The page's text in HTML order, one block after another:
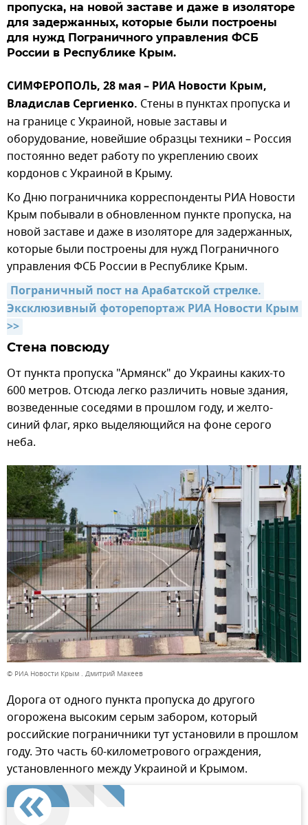
пропуска, на новой заставе и даже в изоляторе
для задержанных, которые были построены
для нужд Пограничного управления ФСБ
России в Республике Крым.
СИМФЕРОПОЛЬ, 28 мая – РИА Новости Крым,
Владислав Сергиенко. Стены в пунктах пропуска и
на границе с Украиной, новые заставы и
оборудование, новейшие образцы техники – Россия
постоянно ведет работу по укреплению своих
кордонов с Украиной в Крыму.
Ко Дню пограничника корреспонденты РИА Новости
Крым побывали в обновленном пункте пропуска, на
новой заставе и даже в изоляторе для задержанных,
которые были построены для нужд Пограничного
управления ФСБ России в Республике Крым.
Пограничный пост на Арабатской стрелке.
Эксклюзивный фоторепортаж РИА Новости Крым
>>
Стена повсюду
От пункта пропуска "Армянск" до Украины каких-то
600 метров. Отсюда легко различить новые здания,
возведенные соседями в прошлом году, и желто-
синий флаг, ярко выделяющийся на фоне серого
неба.
© РИА Новости Крым . Дмитрий Макеев
Дорога от одного пункта пропуска до другого
огорожена высоким серым забором, который
российские пограничники тут установили в прошлом
году. Это часть 60-километрового ограждения,
установленного между Украиной и Крымом.